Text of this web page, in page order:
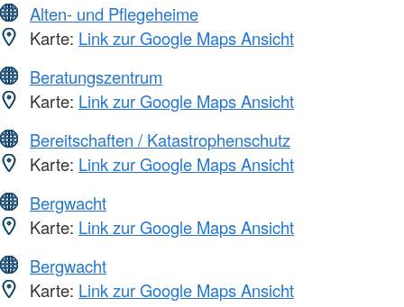
Alten- und Pflegeheime
Karte: Link zur Google Maps Ansicht
Beratungszentrum
Karte: Link zur Google Maps Ansicht
Bereitschaften / Katastrophenschutz
Karte: Link zur Google Maps Ansicht
Bergwacht
Karte: Link zur Google Maps Ansicht
Bergwacht
Karte: Link zur Google Maps Ansicht